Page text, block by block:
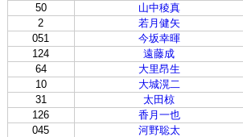
50
山中稜真
2
若月健矢
051
今坂幸暉
124
遠藤成
64
大里昂生
10
大城滉二
31
太田椋
126
香月一也
045
河野聡太